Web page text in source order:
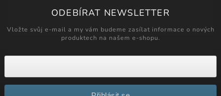
ODEBÍRAT NEWSLETTER
Vložte svůj e-mail a my vám budeme zasílat informace o nových
produktech na našem e-shopu.